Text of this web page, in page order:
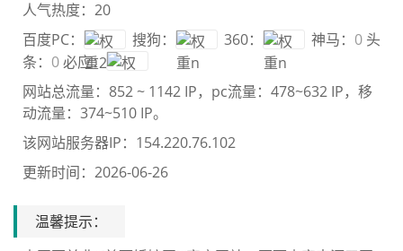
人气热度：20
百度PC：
搜狗： 360： 神马： 0 头
条： 0必应：
网站总流量： 852 ~ 1142 IP，pc流量： 478~632 IP，移
动流量： 374~510 IP。
该网站服务器IP：154.220.76.102
更新时间：2026-06-26
温馨提示：